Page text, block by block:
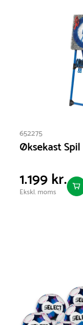
652275
Øksekast Spil
1.199 kr.
Ekskl. moms